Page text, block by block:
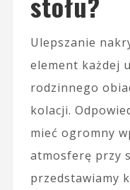
Ulepszanie
element każdej
rodzinnego
kolacji.
mieć ogromny
atmosferę przy
przedstawiamy